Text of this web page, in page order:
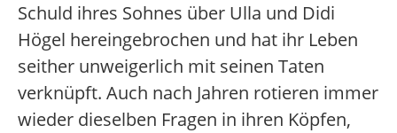
Schuld ihres Sohnes über Ulla und Didi
Högel hereingebrochen und hat ihr Leben
seither unweigerlich mit seinen Taten
verknüpft. Auch nach Jahren rotieren immer
wieder dieselben Fragen in ihren Köpfen,